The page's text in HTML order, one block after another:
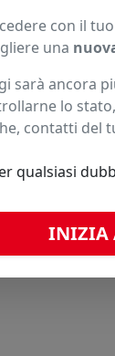
più basso?
con il
una
sarà ancora
lo
contatti del
qualsiasi
INIZIA